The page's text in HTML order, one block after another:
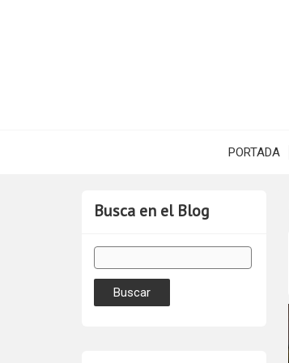
PORTADA
Busca en el Blog